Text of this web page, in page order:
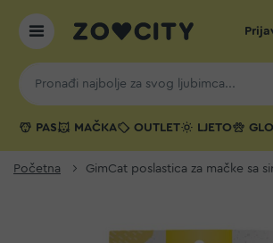
PAS MAČKA OUTLET LJETO
Početna GimCat poslastica za mačke sa